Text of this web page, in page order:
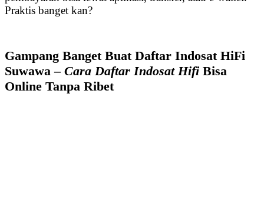
Praktis banget kan?
Gampang Banget Buat Daftar Indosat HiFi
Suwawa – Cara Daftar Indosat Hifi Bisa
Online Tanpa Ribet